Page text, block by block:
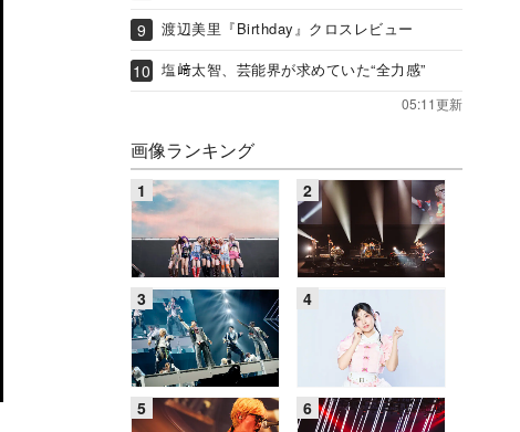
渡辺美里『Birthday』クロスレビュー
塩﨑太智、芸能界が求めていた“全力感”
05:11更新
画像ランキング